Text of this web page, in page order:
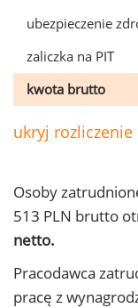
ubezpieczenie
zaliczka na PIT
kwota brutto
ukryj rozliczenie
Osoby
513 PLN brutto
netto.
Pracodawca
pracę z